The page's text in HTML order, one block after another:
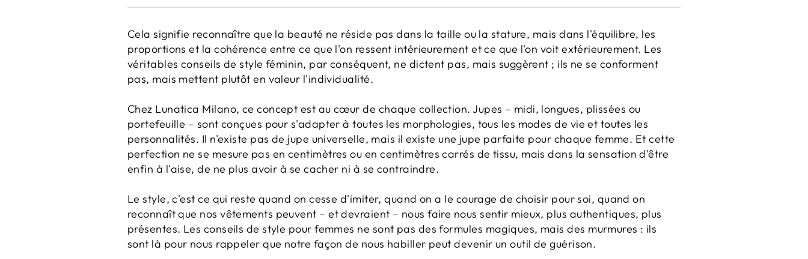
Cela signifie reconnaître que la beauté ne réside pas dans la taille ou la stature, mais dans l'équilibre, les
proportions et la cohérence entre ce que l'on ressent intérieurement et ce que l'on voit extérieurement. Les
véritables conseils de style féminin, par conséquent, ne dictent pas, mais suggèrent ; ils ne se conforment
pas, mais mettent plutôt en valeur l'individualité.
Chez Lunatica Milano, ce concept est au cœur de chaque collection. Jupes – midi, longues, plissées ou
portefeuille – sont conçues pour s'adapter à toutes les morphologies, tous les modes de vie et toutes les
personnalités. Il n'existe pas de jupe universelle, mais il existe une jupe parfaite pour chaque femme. Et cette
perfection ne se mesure pas en centimètres ou en centimètres carrés de tissu, mais dans la sensation d'être
enfin à l'aise, de ne plus avoir à se cacher ni à se contraindre.
Le style, c'est ce qui reste quand on cesse d'imiter, quand on a le courage de choisir pour soi, quand on
reconnaît que nos vêtements peuvent – ​​et devraient – ​​nous faire nous sentir mieux, plus authentiques, plus
présentes. Les conseils de style pour femmes ne sont pas des formules magiques, mais des murmures : ils
sont là pour nous rappeler que notre façon de nous habiller peut devenir un outil de guérison.